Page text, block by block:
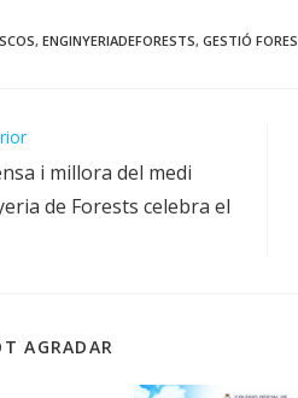
, ENGINYERIADEFORESTS, GESTIÓ
i millora del medi
de Forests celebra el
AGRADAR